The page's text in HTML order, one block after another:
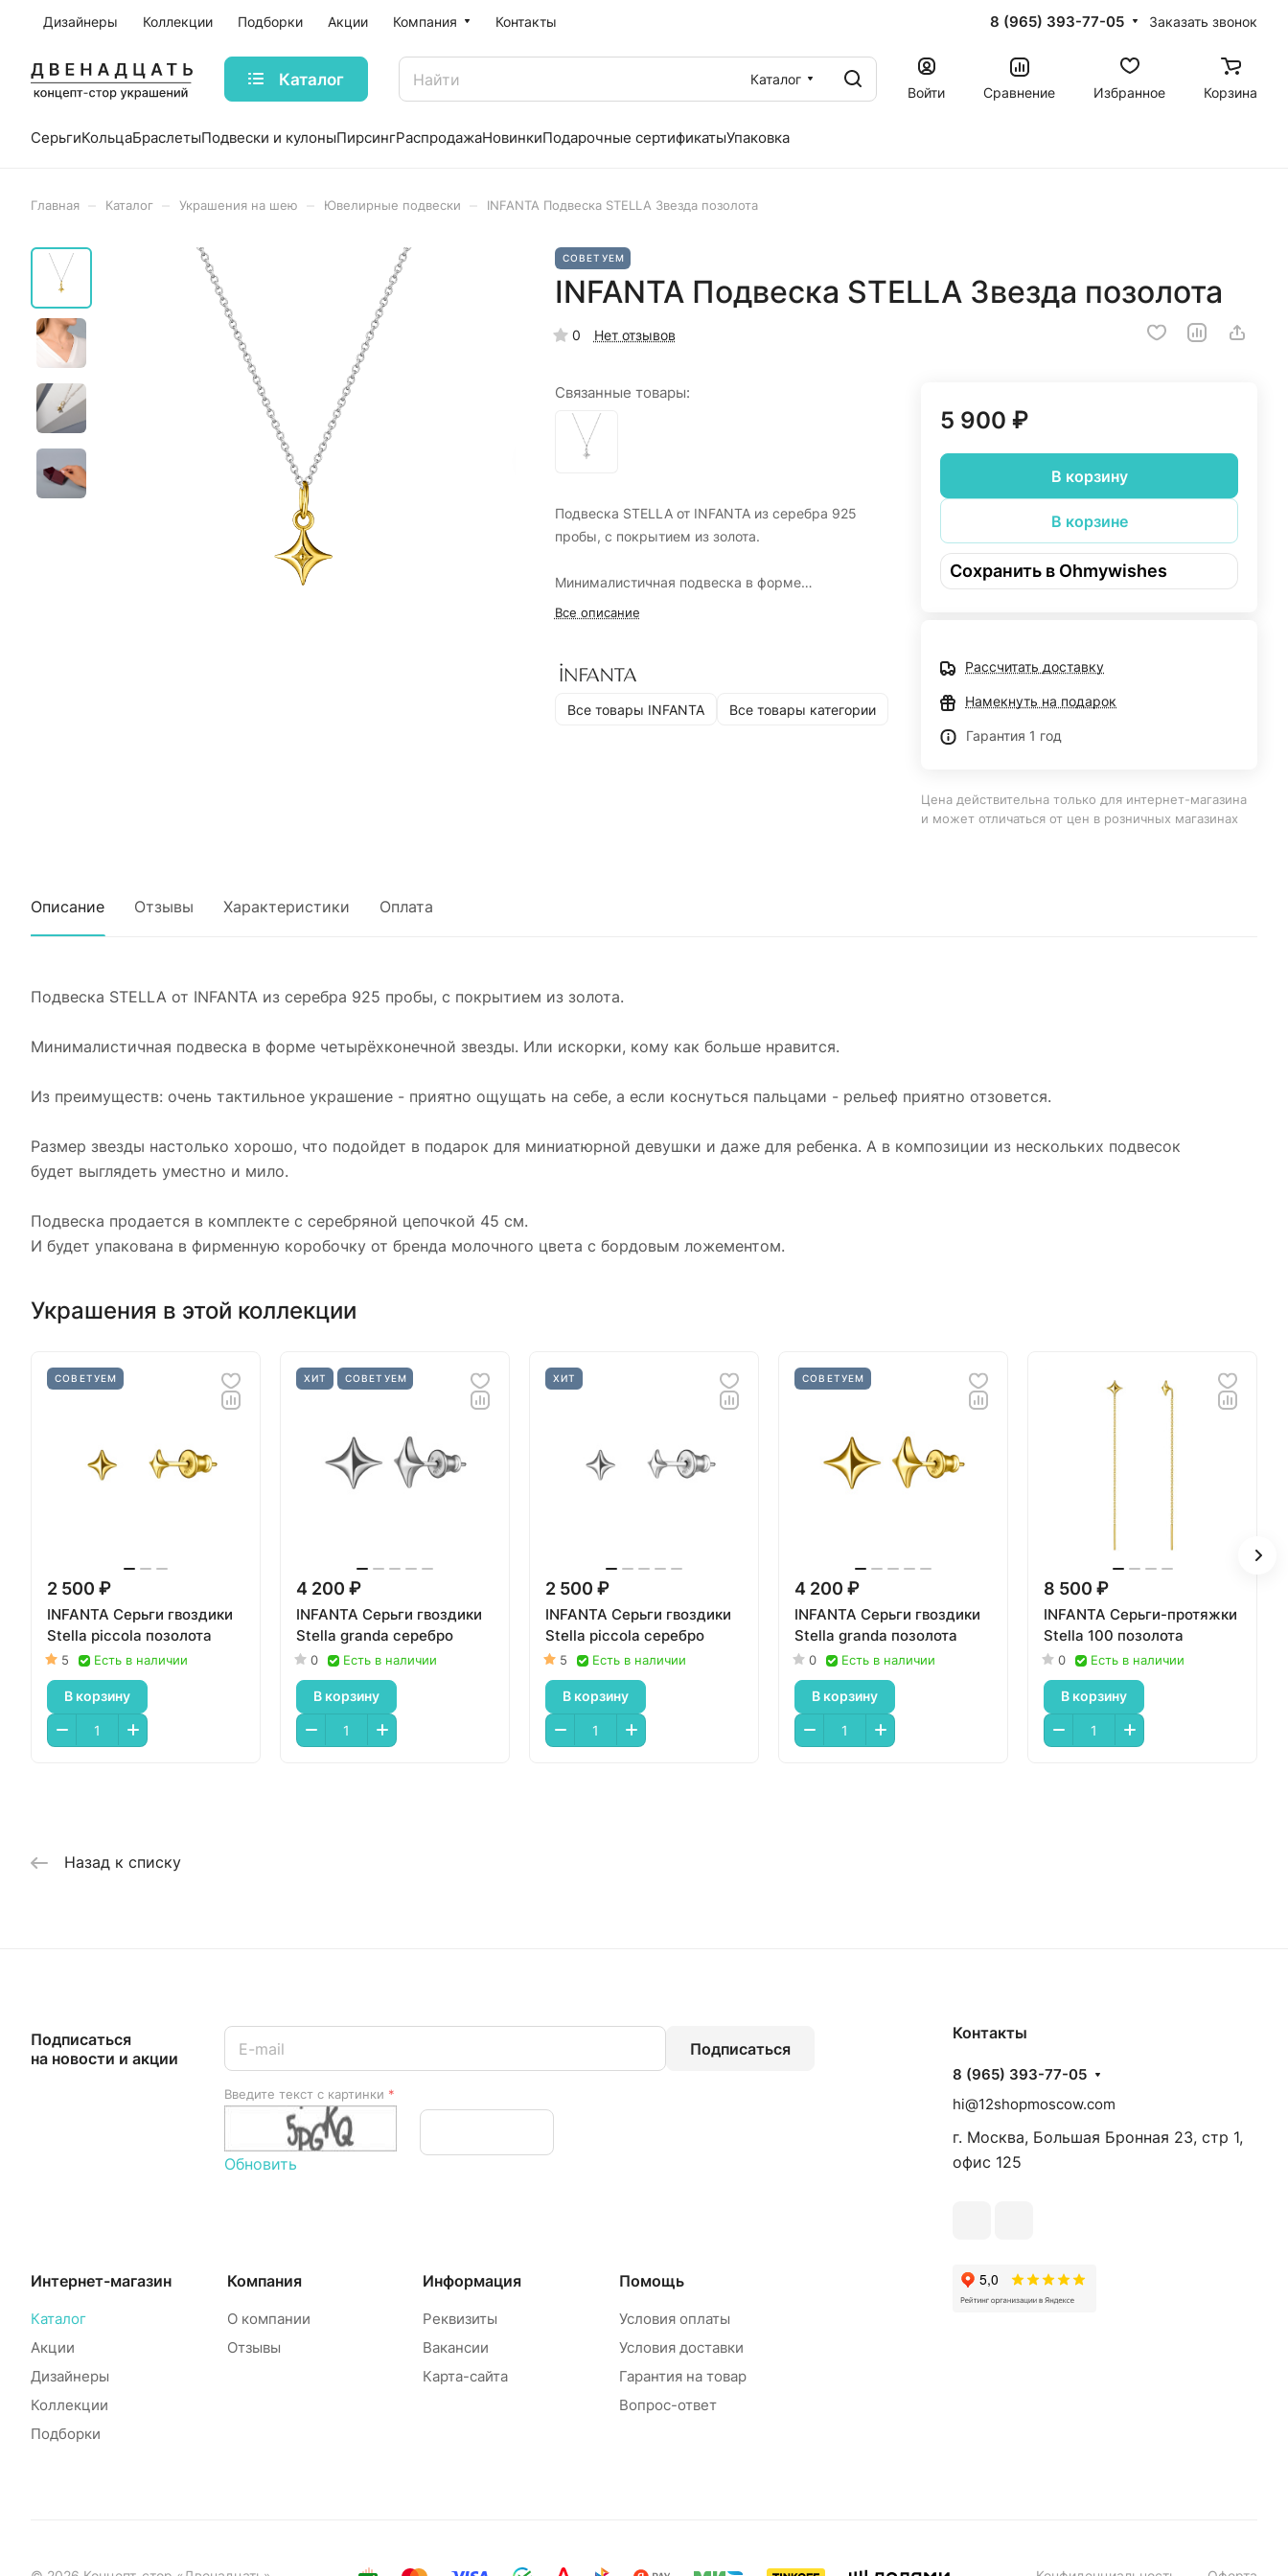
Дизайнеры Коллекции Подборки Акции Компания Контакты 8 (965) 393-77-05 Заказать звонок
Каталог
Каталог
Войти
Сравнение Избранное Корзина
СерьгиКольцаБраслетыПодвески и кулоныПирсингРаспродажаНовинкиПодарочные сертификатыУпаковка
Главная Каталог Украшения на шею Ювелирные подвески INFANTA Подвеска STELLA Звезда позолота
СОВЕТУЕМ
INFANTA Подвеска STELLA Звезда позолота
0 Нет отзывов
Связанные товары:
Подвеска STELLA от INFANTA из серебра 925
пробы, с покрытием из золота.
Минималистичная подвеска в форме
четырёхконечной звезды. Или искорки, кому как
Из преимуществ: очень тактильное украшение -
пальцами - рельеф приятно отзовется.
Все описание
Все товары INFANTA Все товары категории
5 900 ₽
В корзину
В корзине
Сохранить в Ohmywishes
Рассчитать доставку
Намекнуть на подарок
Гарантия 1 год
Цена действительна только для интернет-магазина
и может отличаться от цен в розничных магазинах
Описание Отзывы Характеристики Оплата
Подвеска STELLA от INFANTA из серебра 925 пробы, с покрытием из золота.
Минималистичная подвеска в форме четырёхконечной звезды. Или искорки, кому как больше нравится.
Из преимуществ: очень тактильное украшение - приятно ощущать на себе, а если коснуться пальцами - рельеф приятно отзовется.
Размер звезды настолько хорошо, что подойдет в подарок для миниатюрной девушки и даже для ребенка. А в композиции из нескольких подвесок
будет выглядеть уместно и мило.
Подвеска продается в комплекте с серебряной цепочкой 45 см.
И будет упакована в фирменную коробочку от бренда молочного цвета с бордовым ложементом.
Украшения в этой коллекции
СОВЕТУЕМ
2 500 ₽
INFANTA Серьги гвоздики
Stella piccola позолота
5 Есть в наличии
В корзину
ХИТ СОВЕТУЕМ
4 200 ₽
INFANTA Серьги гвоздики
Stella granda серебро
0 Есть в наличии
В корзину
ХИТ
2 500 ₽
INFANTA Серьги гвоздики
Stella piccola серебро
5 Есть в наличии
В корзину
СОВЕТУЕМ
4 200 ₽
INFANTA Серьги гвоздики
Stella granda позолота
0 Есть в наличии
В корзину
8 500 ₽
INFANTA Серьги-протяжки
Stella 100 позолота
0 Есть в наличии
В корзину
Назад к списку
Подписаться
на новости и акции
Подписаться
Введите текст с картинки *
Обновить
Интернет-магазин
Каталог
Акции
Дизайнеры
Коллекции
Подборки
Компания
О компании
Отзывы
Информация
Реквизиты
Вакансии
Карта-сайта
Помощь
Условия оплаты
Условия доставки
Гарантия на товар
Вопрос-ответ
Контакты
8 (965) 393-77-05
hi@12shopmoscow.com
г. Москва, Большая Бронная 23, стр 1,
офис 125